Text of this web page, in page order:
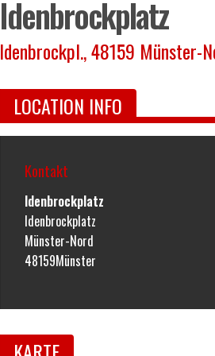
Idenbrockplatz
Idenbrockpl., 48159 Münster-
LOCATION INFO
Kontakt
Idenbrockplatz
Idenbrockplatz
Münster-Nord
48159Münster